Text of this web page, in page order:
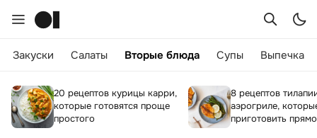
Закуски Салаты Вторые блюда Супы Выпечка
20 рецептов курицы карри,
которые готовятся проще
простого
8 рецептов
аэрогриле,
приготовить